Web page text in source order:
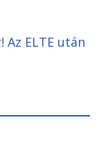
ELTE után